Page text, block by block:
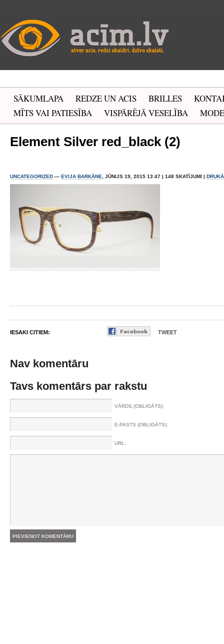
SĀKUMLAPA REDZE UN ACIS BRILLES
MĪTS VAI PATIESĪBA
VISPĀRĒJĀ VESELĪBA MODE
Element Silver red_black (2)
UNCATEGORIZED — EVIJA BARKĀNE , JŪNIJS 19, 2015 13:47 | 148 SKATĪJUMI |
IESAKI CITIEM: TWEET
Nav komentāru
Tavs komentārs par rakstu
VĀRDS (OBLIGĀTS):
E-PASTS (OBLIGĀTS):
URL: